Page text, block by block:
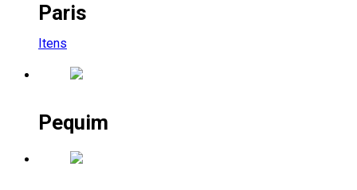
Paris
Itens
Pequim